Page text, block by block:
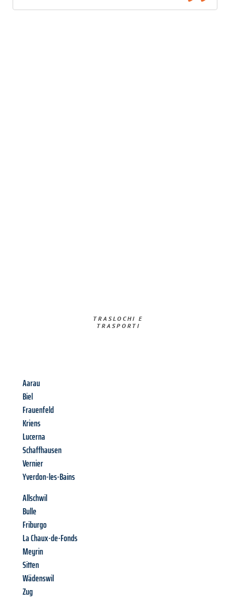
TRASLOCHI E
TRASPORTI​
Aarau
Biel
Frauenfeld
Kriens
Lucerna
Schaffhausen
Vernier
Yverdon-les-Bains
Allschwil
Bulle
Friburgo
La Chaux-de-Fonds
Meyrin
Sitten
Wädenswil
Zug